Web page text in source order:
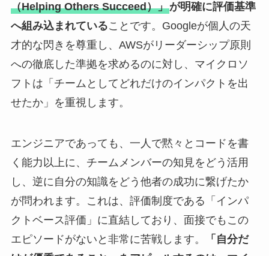
（Helping Others Succeed）」が明確に評価基準
へ組み込まれていることです。Googleが個人の天
才的な閃きを尊重し、AWSがリーダーシップ原則
への徹底した準拠を求めるのに対し、マイクロソ
フトは「チームとしてどれだけのインパクトを出
せたか」を重視します。
エンジニアであっても、一人で黙々とコードを書
く能力以上に、チームメンバーの知見をどう活用
し、逆に自分の知識をどう他者の成功に繋げたか
が問われます。これは、評価制度である「インパ
クトベース評価」に直結しており、面接でもこの
エピソードがないと非常に苦戦します。
「自分だ